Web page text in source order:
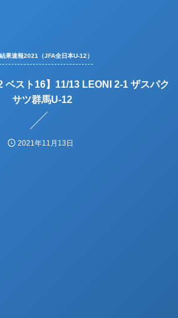
結果速報2021（JFA全日本U-12）
ベスト16】11/13 LEONI 2-1 ザスパク
サツ群馬U-12
2021年11月13日